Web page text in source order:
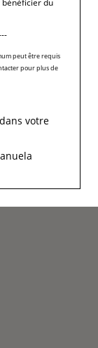
du
peut être requis
pour plus de
votre